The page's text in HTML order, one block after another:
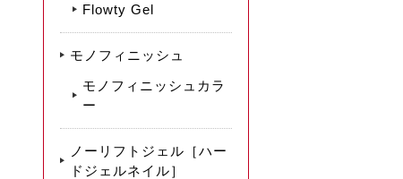
Flowty Gel
モノフィニッシュ
モノフィニッシュカラ
ー
ノーリフトジェル［ハー
ドジェルネイル］